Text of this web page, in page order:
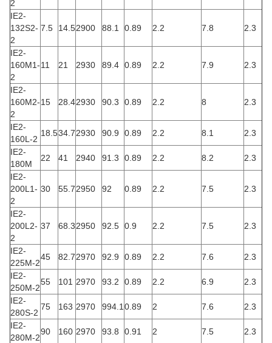
2
IE2-
132S2-
2
7.5 14.52900 88.1 0.89 2.2 7.8 2.3
IE2-
160M1-
2
11 21 2930 89.4 0.89 2.2 7.9 2.3
IE2-
160M2-
2
15 28.42930 90.3 0.89 2.2 8 2.3
IE2-
160L-2
18.534.72930 90.9 0.89 2.2 8.1
2.3
IE2-
180M
22 41 2940 91.3 0.89 2.2 8.2
2.3
IE2-
200L1-
2
30 55.72950 92 0.89 2.2 7.5 2.3
IE2-
200L2-
2
37 68.32950 92.5 0.9 2.2 7.5 2.3
IE2-
225M-2
45 82.72970 92.9 0.89 2.2 7.6
2.3
IE2-
250M-2
55 101 2970 93.2 0.89 2.2 6.9
2.3
IE2-
280S-2
75 163 2970 994.1 0.89 2 7.6
2.3
IE2-
280M-2
90 160 2970 93.8 0.91 2 7.5
2.3